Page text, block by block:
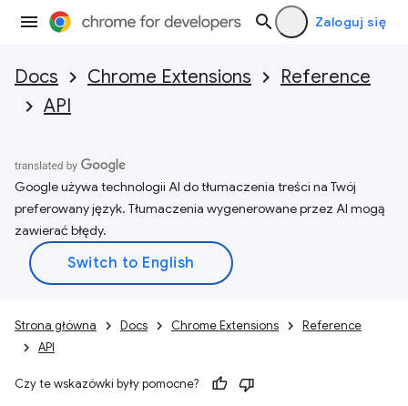
Zaloguj się
Docs Chrome Extensions
Reference
API
Google używa technologii AI do tłumaczenia treści na Twój
preferowany język. Tłumaczenia wygenerowane przez AI mogą
zawierać błędy.
Strona główna Docs Chrome Extensions
Reference
API
Czy te wskazówki były pomocne?